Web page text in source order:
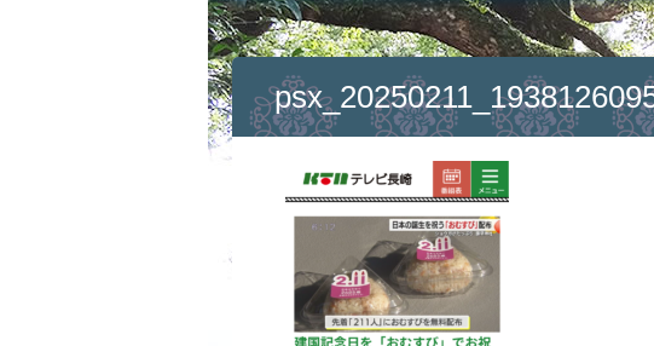
トップページ
ブログ(日々八百万)
お知らせ一覧 歴史・ご祭神
年中行事
メディア掲載 ご
安
初
七
長
神
厄
車
地
神